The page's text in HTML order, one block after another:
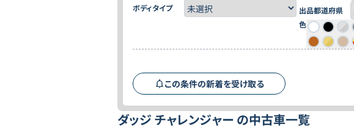
ボディタイプ
出品都道府県
色
この条件の新着を受け取る
ダッジ チャレンジャー の中古車一覧